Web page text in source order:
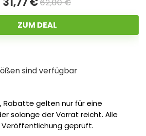
ZUM DEAL
sind verfügbar
Rabatte gelten nur für eine
solange der Vorrat reicht. Alle
Veröffentlichung geprüft.